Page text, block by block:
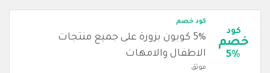
كود
خصم
5%
كود خصم
5% كوبون بزورة على جميع منتجات
الاطفال والامهات
موثق